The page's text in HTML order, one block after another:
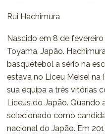
Rui Hachimura
Nascido em 8 de
Toyama, Japão.
basquetebol a sério na
estava no Liceu Meisei na
sua equipa a três vitórias
Liceus do Japão. Quando
selecionado como
nacional do Japão. Em